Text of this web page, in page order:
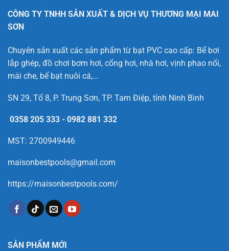
CÔNG TY TNHH SẢN XUẤT & DỊCH VỤ THƯƠNG MẠI MAI
SƠN
Chuyên sản xuất các sản phẩm từ bạt PVC cao cấp: Bể bơi
lắp ghép, đồ chơi bơm hơi, cổng hơi, nhà hơi, vịnh phao nổi,
mái che, bể bạt nuôi cá,...
SN 29, Tổ 8, P. Trung Sơn, TP. Tam Điệp, tỉnh Ninh Bình
0358 205 333 - 0982 881 332
MST: 2700949446
maisonbestpools@gmail.com
https://maisonbestpools.com/
SẢN PHẨM MỚI